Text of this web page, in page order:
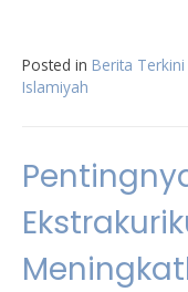
Posted in Berita Terkini
Islamiyah